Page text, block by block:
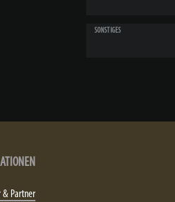
SONSTIGES
& Partner